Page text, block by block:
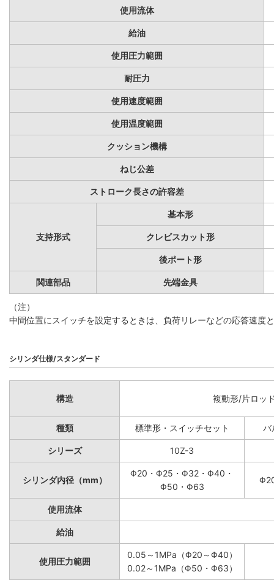
使用流体
給油
使用圧力範囲
耐圧力
使用速度範囲
使用温度範囲
クッション機構
ねじ公差
ストローク長さの許容差
支持形式
基本形
クレビスカット形
後ポート形
関連部品 先端金具
（注）
中間位置にスイッチを設定するときは、負荷リレーなどの応答速
シリンダ仕様/スタンダード
構造 複動形/片ロッ
種類 標準形・スイッチセット バ
シリーズ 10Z-3
シリンダ内径（mm）
Φ20・Φ25・Φ32・Φ40・
Φ50・Φ63
使用流体
給油
使用圧力範囲
0.05～1MPa（Φ20～Φ40）
0.02～1MPa（Φ50・Φ63）